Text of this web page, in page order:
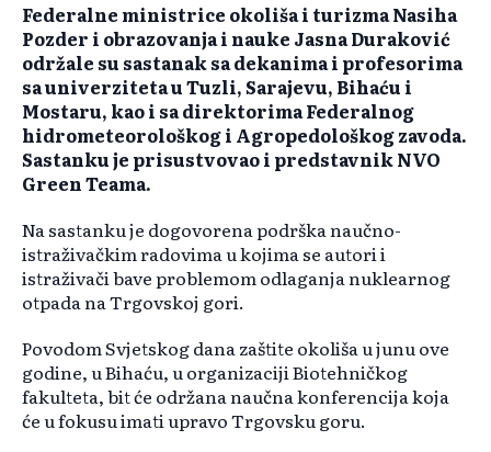
Federalne ministrice okoliša i turizma Nasiha
Pozder i obrazovanja i nauke Jasna Duraković
održale su sastanak sa dekanima i profesorima
sa univerziteta u Tuzli, Sarajevu, Bihaću i
Mostaru, kao i sa direktorima Federalnog
hidrometeorološkog i Agropedološkog zavoda.
Sastanku je prisustvovao i predstavnik NVO
Green Teama.
Na sastanku je dogovorena podrška naučno-
istraživačkim radovima u kojima se autori i
istraživači bave problemom odlaganja nuklearnog
otpada na Trgovskoj gori.
Povodom Svjetskog dana zaštite okoliša u junu ove
godine, u Bihaću, u organizaciji Biotehničkog
fakulteta, bit će održana naučna konferencija koja
će u fokusu imati upravo Trgovsku goru.